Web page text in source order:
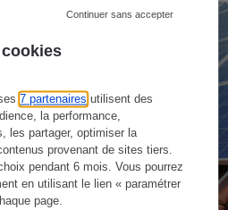
7 partenaires utilisent des
la performance,
les partager, optimiser la
provenant de sites tiers.
pendant 6 mois. Vous pourrez
en utilisant le lien « paramétrer
page.
Continuer sans accepter